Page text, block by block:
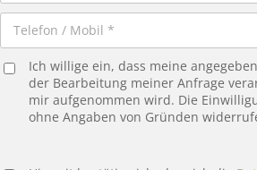
Ich willige ein, dass meine
der Bearbeitung meiner Anfrage
mir aufgenommen wird. Die
ohne Angaben von Gründen